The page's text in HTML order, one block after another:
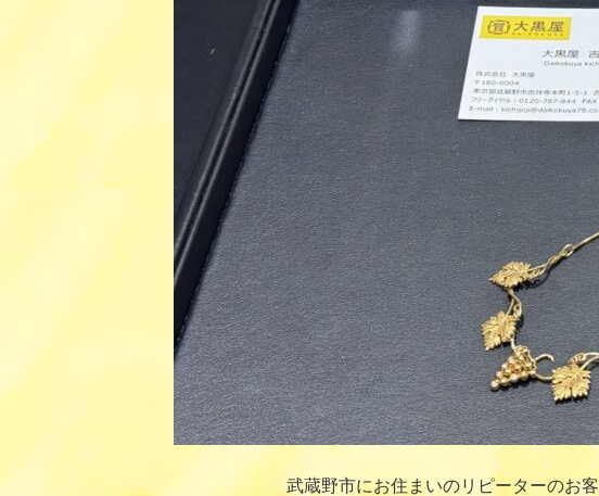
武蔵野市にお住まいのリピーターのお